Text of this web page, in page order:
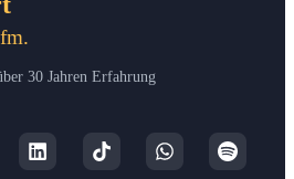
30 Jahren Erfahrung